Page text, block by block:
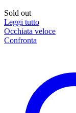
Sold out
Leggi tutto
Occhiata veloce
Confronta